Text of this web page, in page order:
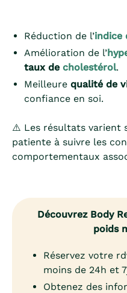
Réduction de l’indice
Amélioration de l’
taux de cholestérol.
Meilleure qualité de
confiance en soi.
⚠️ Les résultats varient
patiente à suivre les
comportementaux
Découvrez Body
poids
Réservez votre
moins de 24h et
Obtenez des